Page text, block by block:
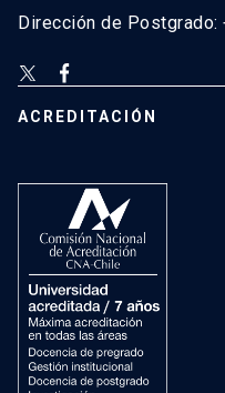
Dirección de Postgrado:
ACREDITACIÓN